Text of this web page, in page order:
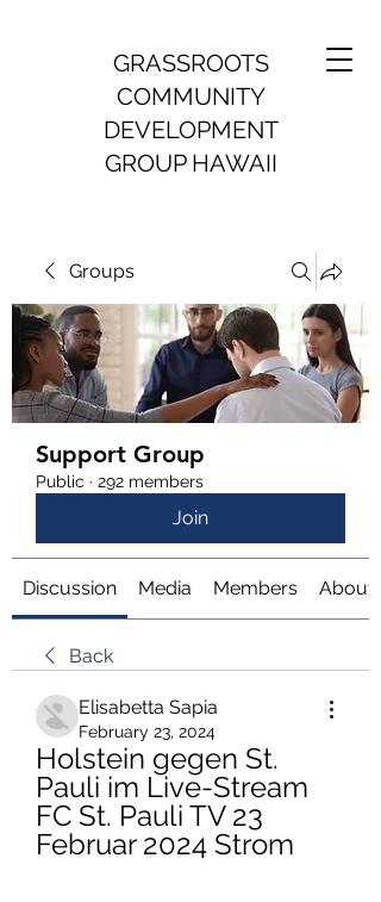
GRASSROOTS
COMMUNITY
DEVELOPMENT
GROUP HAWAII
Groups
Support Group
Public · 292 members
Join
Discussion Media Members About
Back
Elisabetta Sapia
February 23, 2024
Holstein gegen St.
Pauli im Live-Stream
FC St. Pauli TV 23
Februar 2024 Strom